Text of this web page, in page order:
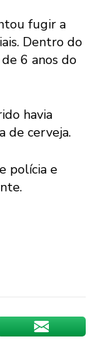
fugir a
Dentro do
6 anos do
havia
de cerveja.
polícia e